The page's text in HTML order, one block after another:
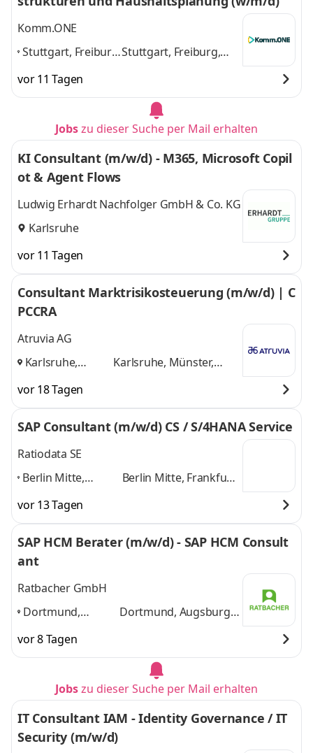
Komm.ONE
Stuttgart, Freiburg,
Heilbronn,
Karlsruhe,
Stuttgart, Freiburg,
Ulmund 5 weitere
vor 11 Tagen
Jobszu dieser Suche per Mail erhalten
KI Consultant (m/w/d) - M365, Microsoft Copil
ot & Agent Flows
Ludwig Erhardt Nachfolger GmbH & Co. KG
Karlsruhe
vor 11 Tagen
Consultant Marktrisikosteuerung (m/w/d) | C
PCCRA
Atruvia AG
Karlsruhe,
Aschheim,
Karlsruhe, Münster,
vor 18 Tagen
SAP Consultant (m/w/d) CS / S/4HANA Service
Ratiodata SE
Berlin Mitte,
Karlsruhe,
Münster, Hannover,
Koblenz,
Berlin Mitte, Frankfurt
Koblenzund 3 weitere
vor 13 Tagen
SAP HCM Berater (m/w/d) - SAP HCM Consult
ant
Ratbacher GmbH
Dortmund,
Memmingen,
Bonn, Karlsruhe,
Dortmund, Augsburg,
weitere
vor 8 Tagen
Jobszu dieser Suche per Mail erhalten
IT Consultant IAM - Identity Governance / IT
Security (m/w/d)